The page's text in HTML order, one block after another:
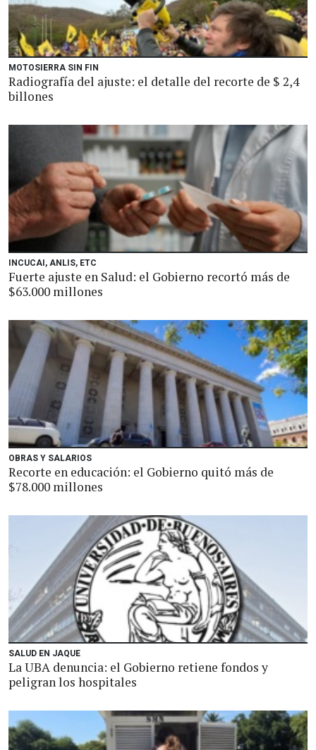
MOTOSIERRA SIN FIN
Radiografía del ajuste: el detalle del recorte de $ 2,4
billones
INCUCAI, ANLIS, ETC
Fuerte ajuste en Salud: el Gobierno recortó más de
$63.000 millones
OBRAS Y SALARIOS
Recorte en educación: el Gobierno quitó más de
$78.000 millones
SALUD EN JAQUE
La UBA denuncia: el Gobierno retiene fondos y
peligran los hospitales